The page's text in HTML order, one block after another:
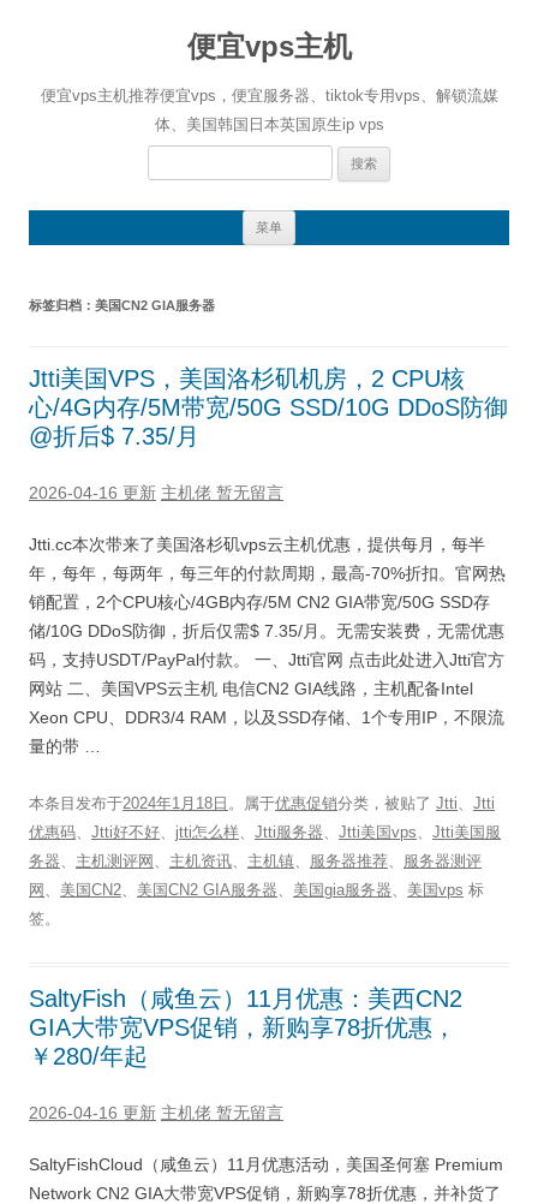
便宜vps主机
便宜vps主机推荐便宜vps，便宜服务器、tiktok专用vps、解锁流媒
体、美国韩国日本英国原生ip vps
搜
菜单
标签归档： 美国CN2 GIA服务器
Jtti美国VPS，美国洛杉矶机房，2 CPU核
心/4G内存/5M带宽/50G SSD/10G DDoS防御
@折后$ 7.35/月
2026-04-16 更新 主机佬 暂无留言
Jtti.cc本次带来了美国洛杉矶vps云主机优惠，提供每月，每半
年，每年，每两年，每三年的付款周期，最高-70%折扣。官网热
销配置，2个CPU核心/4GB内存/5M CN2 GIA带宽/50G SSD存
储/10G DDoS防御，折后仅需$ 7.35/月。无需安装费，无需优惠
码，支持USDT/PayPal付款。 一、Jtti官网 点击此处进入Jtti官方
网站 二、美国VPS云主机 电信CN2 GIA线路，主机配备Intel
Xeon CPU、DDR3/4 RAM，以及SSD存储、1个专用IP，不限流
量的带 …
本条目发布于2024年1月18日 。属于优惠促销分类，被贴了 Jtti、 Jtti
优惠码、 Jtti好不好、 jtti怎么样、 Jtti服务器、 Jtti美国vps、 Jtti美国服
务器、 主机测评网 、 主机资讯、 主机镇、 服务器推荐、 服务器测评
网 、 美国CN2、 美国CN2 GIA服务器、 美国gia服务器、 美国vps 标
签。
SaltyFish（咸鱼云）11月优惠：美西CN2
GIA大带宽VPS促销，新购享78折优惠，
￥280/年起
2026-04-16 更新 主机佬 暂无留言
SaltyFishCloud（咸鱼云）11月优惠活动，美国圣何塞 Premium
Network CN2 GIA大带宽VPS促销，新购享78折优惠，并补货了